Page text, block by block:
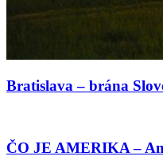
Bratislava – brána
ČO JE AMERIKA –